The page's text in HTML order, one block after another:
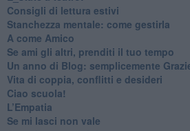
​Consigli di lettura estivi
​Stanchezza mentale: come gestirla
​A come Amico
​Se ami gli altri, prenditi il tuo tempo
​Un anno di Blog: semplicemente
​Vita di coppia, conflitti e desideri
​Ciao scuola!
​L’Empatia
​Se mi lasci non vale